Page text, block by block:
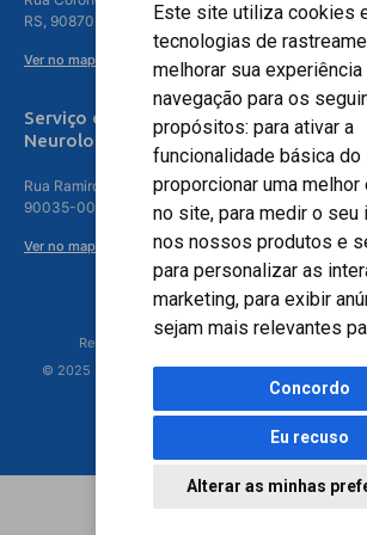
Este site utiliza cookies
tecnologias de
melhorar sua experiência
navegação para os
propósitos: para ativar a
funcionalidade básica do
proporcionar uma melhor
no site, para medir o seu
nos nossos produtos e
para personalizar as
marketing, para exibir
sejam mais relevantes
Concordo
Eu recuso
Alterar as minhas
RS, 90870-016
Ver no mapa
Serviço de
Neurologia
Rua Ramiro Barcelos, 630 – 5º andar – Floresta,
90035-001
Ver no mapa
Responsável Técnico: Dr. Luiz Antonio Nasi -
© 2025 - Hospital Moinhos de Vento - Registro